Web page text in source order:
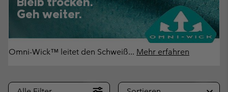
Geh weiter.
Omni-Wick™ leitet den Schweiß... Mehr erfahren